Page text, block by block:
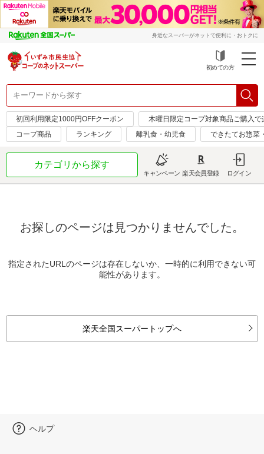
身近なスーパーがネットで便利に・おトクに
初めての方
初回利用限定1000円OFFクーポン
木曜日限定コープ対象商品ご購入
コープ商品
ランキング 離乳食・幼児食 できたてお惣菜
カテゴリから探す
キャンペーン 楽天会員登録 ログイン
お探しのページは見つかりませんでした。
指定されたURLのページは存在しないか、一時的に利用できない可
能性があります。
楽天全国スーパートップへ
ヘルプ